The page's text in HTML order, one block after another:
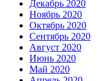
Декабрь 2020
Ноябрь 2020
Октябрь 2020
Сентябрь 2020
Август 2020
Июнь 2020
Май 2020